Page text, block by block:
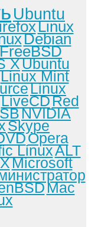
Ubuntu
Linux
Debian
FreeBSD
XUbuntu
Linux Mint
Linux
LiveCDRed
NVIDIA
Skype
Opera
LinuxALT
Microsoft
Mac